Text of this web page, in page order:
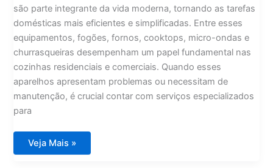
são parte integrante da vida moderna, tornando as tarefas
domésticas mais eficientes e simplificadas. Entre esses
equipamentos, fogões, fornos, cooktops, micro-ondas e
churrasqueiras desempenham um papel fundamental nas
cozinhas residenciais e comerciais. Quando esses
aparelhos apresentam problemas ou necessitam de
manutenção, é crucial contar com serviços especializados
para
Assistência
Técnica
Veja Mais »